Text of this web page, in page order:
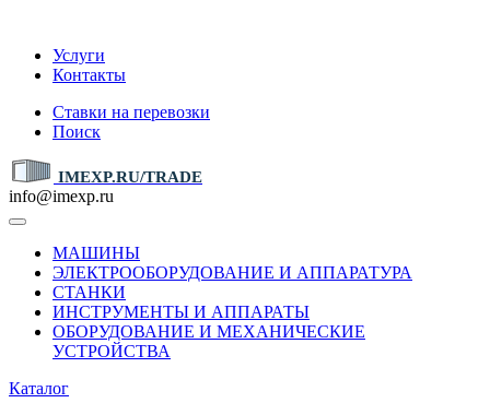
Услуги
Контакты
Ставки на перевозки
Поиск
IMEXP.RU/TRADE
info@imexp.ru
МАШИНЫ
ЭЛЕКТРООБОРУДОВАНИЕ И АППАРАТУРА
СТАНКИ
ИНСТРУМЕНТЫ И АППАРАТЫ
ОБОРУДОВАНИЕ И МЕХАНИЧЕСКИЕ
УСТРОЙСТВА
Каталог